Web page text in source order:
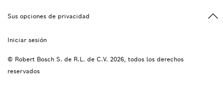
Sus opciones de privacidad
Iniciar sesión
© Robert Bosch S. de R.L. de C.V. 2026, todos los derechos
reservados